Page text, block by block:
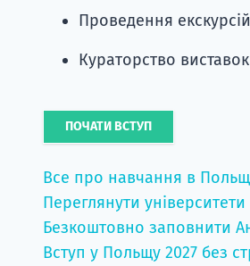
Проведення екскурсій
Кураторство виставок
ПОЧАТИ ВСТУП
Все про навчання в
Переглянути
Безкоштовно заповнити
Вступ у Польщу 2027 без